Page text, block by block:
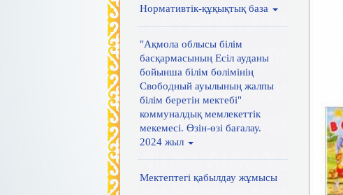
Нормативтік-құқықтық база
"Ақмола облысы білім
басқармасының Есіл ауданы
бойынша білім бөлімінің
Свободный ауылының жалпы
білім беретін мектебі"
коммуналдық мемлекеттік
мекемесі. Өзін-өзі бағалау.
2024 жыл
Мектептегі қабылдау жұмысы